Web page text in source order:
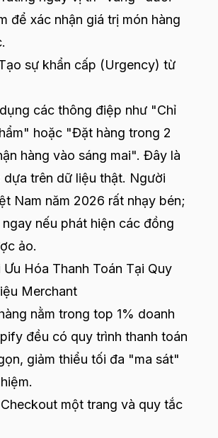
để xác nhận giá trị món hàng
sự khẩn cấp (Urgency) từ
các thông điệp như "Chỉ
hoặc "Đặt hàng trong 2
hàng vào sáng mai". Đây là
dựa trên dữ liệu thật. Người
Nam năm 2026 rất nhạy bén;
nếu phát hiện các đồng
ảo.
Hóa Thanh Toán Tại Quy
Merchant
nằm trong top 1% doanh
đều có quy trình thanh toán
giảm thiểu tối đa "ma sát"
một trang và quy tắc